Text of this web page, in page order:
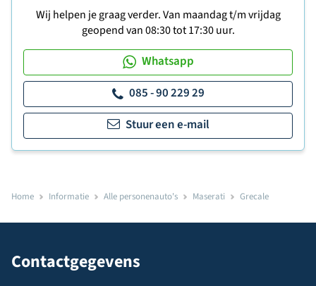
Wij helpen je graag verder. Van maandag t/m vrijdag
geopend van 08:30 tot 17:30 uur.
Whatsapp
085 - 90 229 29
Stuur een e-mail
Home Informatie Alle personenauto's Maserati Grecale
Contactgegevens